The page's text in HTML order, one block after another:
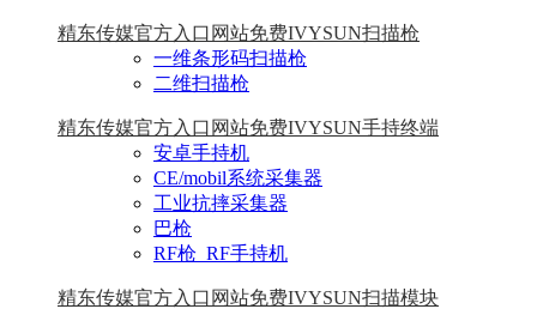
精东传媒官方入口网站免费IVYSUN扫描枪
一维条形码扫描枪
二维扫描枪
精东传媒官方入口网站免费IVYSUN手持终端
安卓手持机
CE/mobil系统采集器
工业抗摔采集器
巴枪
RF枪_RF手持机
精东传媒官方入口网站免费IVYSUN扫描模块